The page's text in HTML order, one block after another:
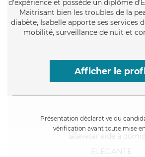
d'expérience et possède un diplôme
Maitrisant bien les troubles de la
diabète, Isabelle apporte ses services
mobilité, surveillance de nuit et
Afficher le
Présentation déclarative du
vérification avant toute mise
ÉLÉGANTE